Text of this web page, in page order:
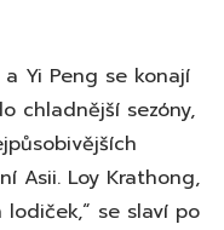
Yi Peng se konají
chladnější sezóny,
Asii. Loy Krathong,
lodiček,“ se slaví po